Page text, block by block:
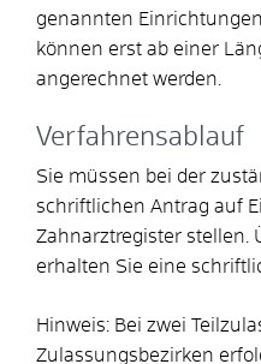
genannten
können erst ab einer
angerechnet werden.
Verfahrensablauf
Sie müssen bei der
schriftlichen Antrag auf
Zahnarztregister stellen.
erhalten Sie eine
Hinweis: Bei zwei
Zulassungsbezirken